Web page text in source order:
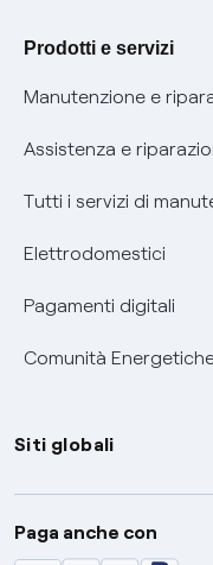
Agevolazione utenti
Informativa RAEE
Prodotti e servizi
Manutenzione e
Assistenza e
Tutti i servizi di
Elettrodomestici
Pagamenti digitali
Comunità
Siti globali
Enel Group
Paga anche con